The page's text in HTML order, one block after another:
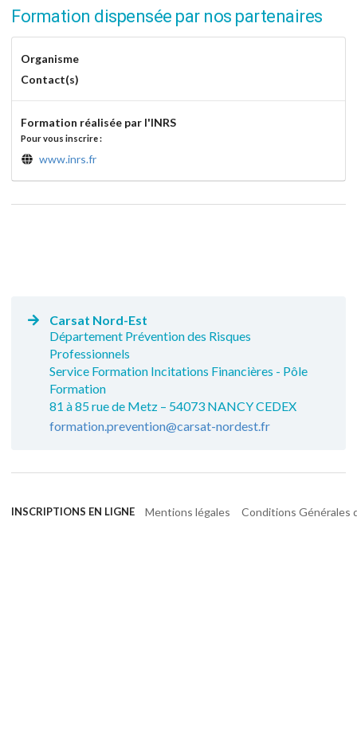
Formation dispensée par nos partenaires
Organisme
Contact(s)
Formation réalisée par l'INRS
Pour vous inscrire :
www.inrs.fr
Carsat Nord-Est
Département Prévention des Risques
Professionnels
Service Formation Incitations Financières - Pôle
Formation
81 à 85 rue de Metz – 54073 NANCY CEDEX
formation.prevention@carsat-nordest.fr
INSCRIPTIONS EN LIGNE Mentions légales Conditions Générales